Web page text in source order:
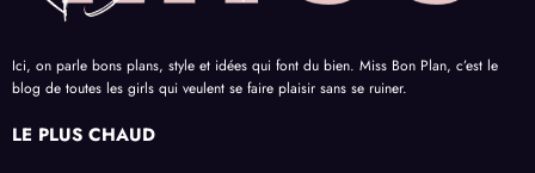
Ici, on parle bons plans, style et idées qui font du bien. Miss Bon Plan, c’est le
blog de toutes les girls qui veulent se faire plaisir sans se ruiner.
LE PLUS CHAUD